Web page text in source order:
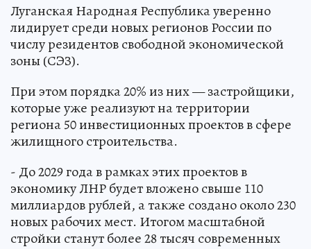
Луганская Народная Республика уверенно
лидирует среди новых регионов России по
числу резидентов свободной экономической
зоны (СЭЗ).
При этом порядка 20% из них — застройщики,
которые уже реализуют на территории
региона 50 инвестиционных проектов в сфере
жилищного строительства.
- До 2029 года в рамках этих проектов в
экономику ЛНР будет вложено свыше 110
миллиардов рублей, а также создано около 230
новых рабочих мест. Итогом масштабной
стройки станут более 28 тысяч современных